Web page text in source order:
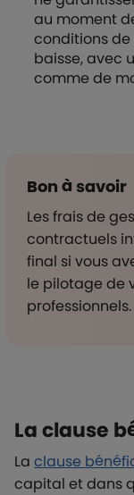
au moment
conditions
baisse, avec
comme de
Bon à savoir
Les frais de
contractuels
final si vous
le pilotage de
professionnels.
La clause
La clause
capital et dans